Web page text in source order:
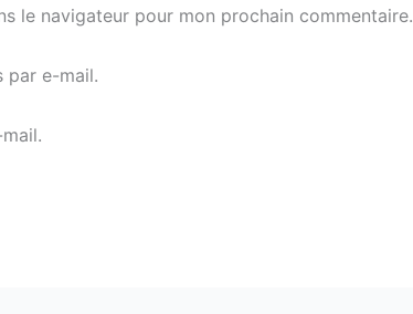
le navigateur pour mon prochain commentaire.
par e-mail.